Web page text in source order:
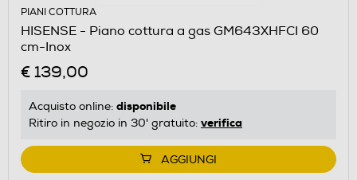
PIANI COTTURA
HISENSE - Piano cottura a gas GM643XHFCI 60
cm-Inox
€ 139,00
Acquisto online: disponibile
Ritiro in negozio in 30' gratuito: verifica
AGGIUNGI